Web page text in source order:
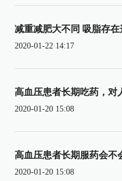
减重减肥大不同 吸脂存
2020-01-22 14:17
高血压患者长期吃药，对
2020-01-20 15:08
高血压患者长期服药会不
2020-01-20 15:08